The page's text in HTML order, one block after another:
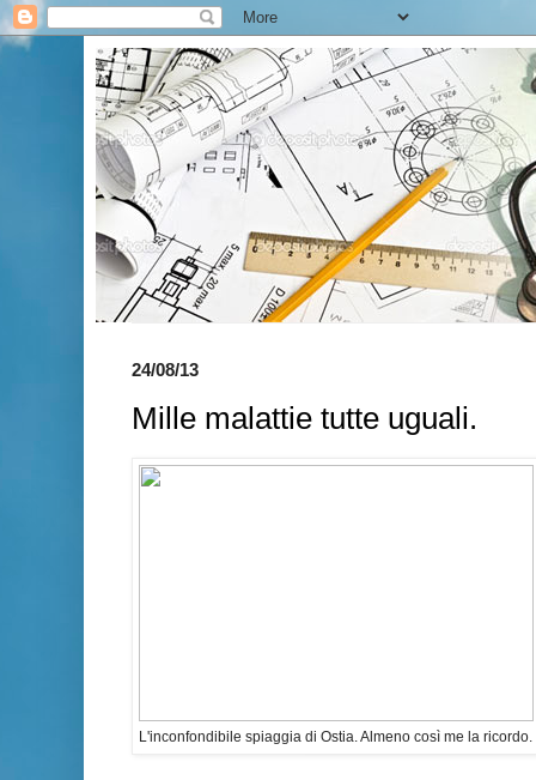
24/08/13
Mille malattie tutte uguali.
L'inconfondibile spiaggia di Ostia. Almeno così me la ricordo.